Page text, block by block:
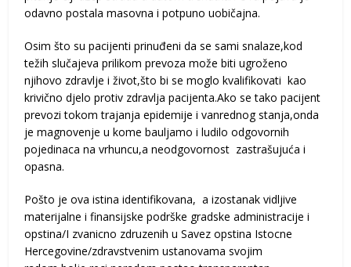
odavno postala masovna i potpuno uobičajna.
Osim što su pacijenti prinuđeni da se sami snalaze,kod
težih slučajeva prilikom prevoza može biti ugroženo
njihovo zdravlje i život,što bi se moglo kvalifikovati kao
krivično djelo protiv zdravlja pacijenta.Ako se tako pacijent
prevozi tokom trajanja epidemije i vanrednog stanja,onda
je magnovenje u kome bauljamo i ludilo odgovornih
pojedinaca na vrhuncu,a neodgovornost zastrašujuća i
opasna.
Pošto je ova istina identifikovana, a izostanak vidljive
materijalne i finansijske podrške gradske administracije i
opstina/I zvanicno zdruzenih u Savez opstina Istocne
Hercegovine/zdravstvenim ustanovama svojim